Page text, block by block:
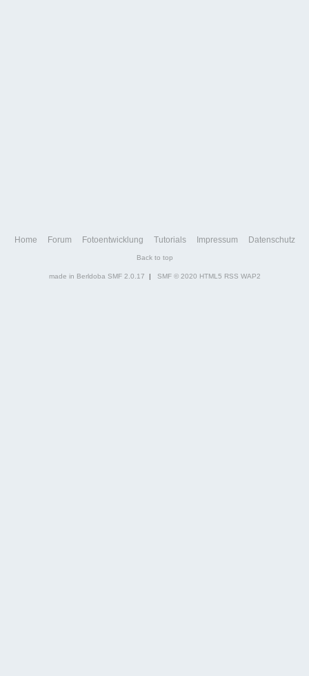
Home Forum Fotoentwicklung Tutorials Impressum Datenschutz
Back to top
made in Berldoba SMF 2.0.17 | SMF © 2020 HTML5 RSS WAP2